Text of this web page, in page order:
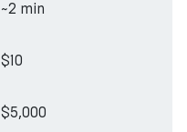
~2 min
$10
$5,000